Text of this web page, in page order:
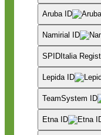
Aruba ID
Namirial ID
SPIDItalia
Lepida ID
TeamSystem ID
Etna ID